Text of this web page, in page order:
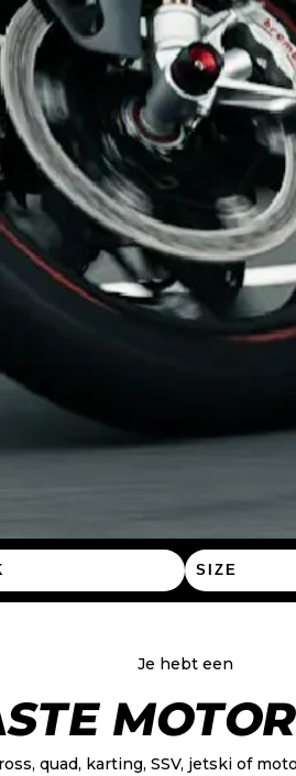
Je hebt een
quad, karting, SSV, jetski of